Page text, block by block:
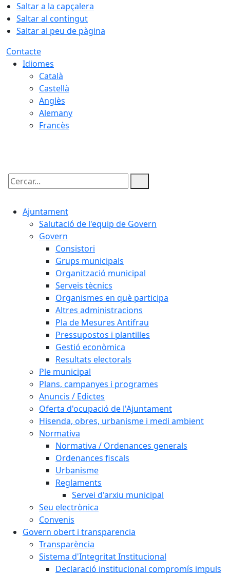
Saltar a la capçalera
Saltar al contingut
Saltar al peu de pàgina
Contacte
Idiomes
Català
Castellà
Anglès
Alemany
Francès
Cercar:
Ajuntament
Salutació de l'equip de Govern
Govern
Consistori
Grups municipals
Organització municipal
Serveis tècnics
Organismes en què participa
Altres administracions
Pla de Mesures Antifrau
Pressupostos i plantilles
Gestió econòmica
Resultats electorals
Ple municipal
Plans, campanyes i programes
Anuncis / Edictes
Oferta d'ocupació de l'Ajuntament
Hisenda, obres, urbanisme i medi ambient
Normativa
Normativa / Ordenances generals
Ordenances fiscals
Urbanisme
Reglaments
Servei d'arxiu municipal
Seu electrònica
Convenis
Govern obert i transparencia
Transparència
Sistema d'Integritat Institucional
Declaració institucional compromís impuls